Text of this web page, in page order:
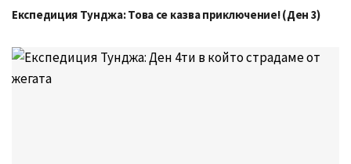
Експедиция Тунджа: Това се казва приключение! (Ден 3)